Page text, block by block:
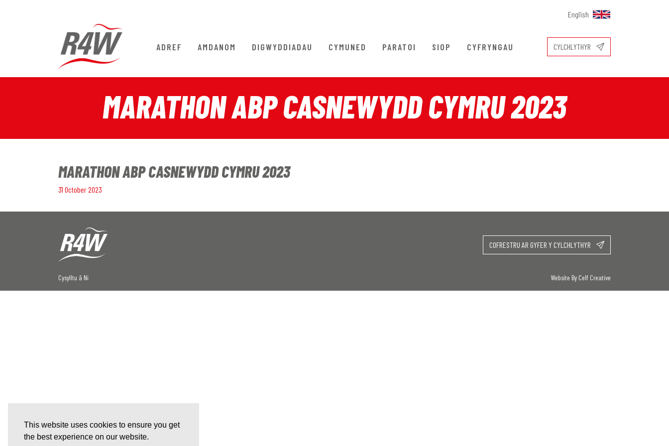
This website uses cookies to ensure you get
the best experience on our website.
English
ADREF AMDANOM DIGWYDDIADAU CYMUNED PARATOI SIOP CYFRYNGAU CYLCHLYTHYR
MARATHON ABP CASNEWYDD CYMRU 2023
MARATHON ABP CASNEWYDD CYMRU 2023
31 October 2023
COFRESTRU AR GYFER Y CYLCHLYTHYR
Cysylltu â Ni Website By Celf Creative